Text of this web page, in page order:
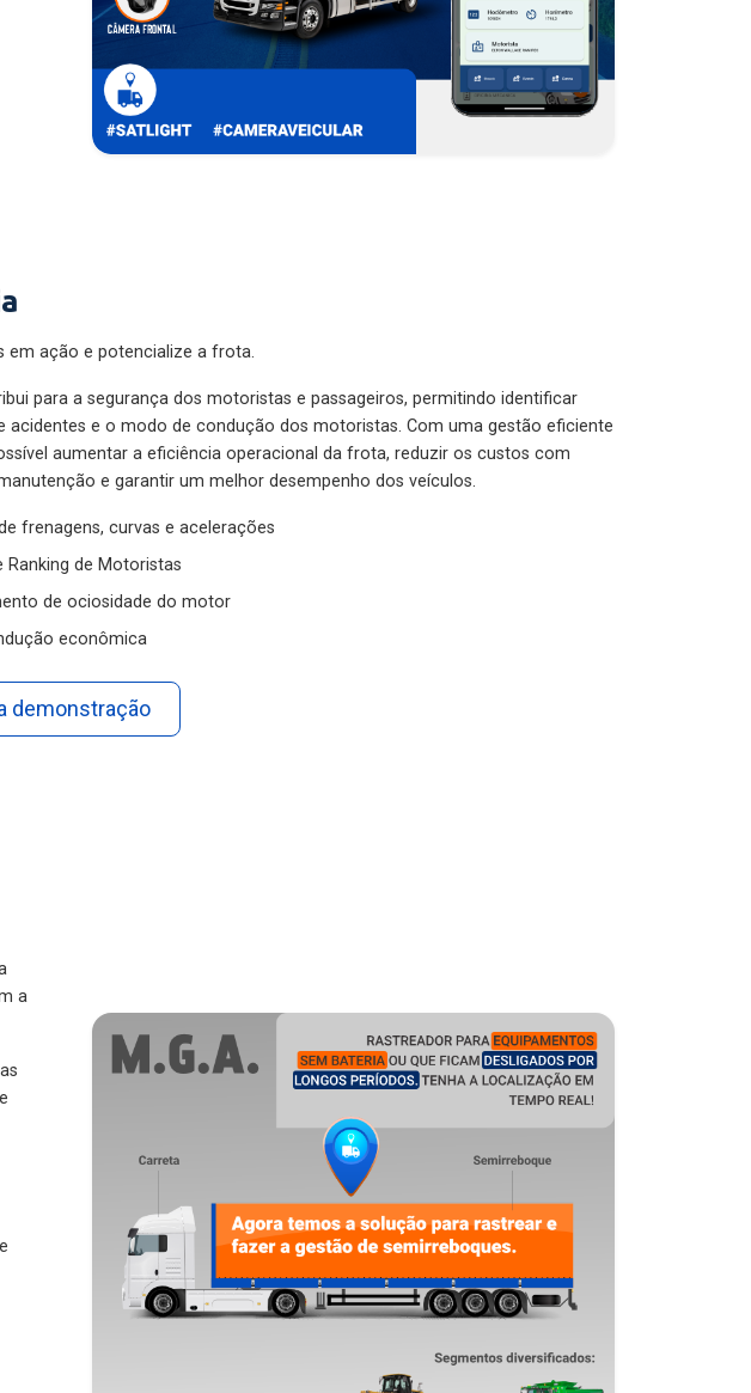
em ação e potencialize a frota.
para a segurança dos motoristas e passageiros, permitindo identificar
acidentes e o modo de condução dos motoristas. Com uma gestão eficiente
aumentar a eficiência operacional da frota, reduzir os custos com
e garantir um melhor desempenho dos veículos.
frenagens, curvas e acelerações
de Motoristas
de ociosidade do motor
econômica
demonstração
a